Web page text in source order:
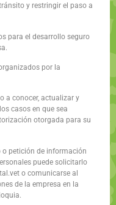
y restringir el paso a
para el desarrollo seguro
por la
a conocer, actualizar y
casos en que sea
otorgada para su
o petición de información
puede solicitarlo
o comunicarse al
de la empresa en la